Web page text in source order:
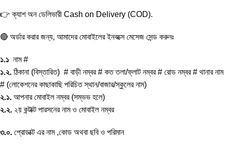
👉 ক্যাশ অন ডেলিভারী Cash on Delivery (COD).
🔴 অর্ডার করার জন্য, আমাদের মোবাইলের ইনবক্সে মেসেজ সেন্ড করুনঃ
১.১ নাম #
১.২. ঠিকানা (বিস্তারিত) # বাড়ী নম্বর # কত তলা/ফ্লাট নম্বর # রোড নম্বর # থানার নাম
# (লোকেশনের কাছাকাছি পরিচিত স্থান/বাজার/স্কুলের নাম)
২.১. আপনার মোবাইল নম্বর (সম্ভভ হলে)
২.২. ২য় কন্টাক্ট পারসনের নাম ও মোবাইল নম্বর
৩.০. প্রোডাক্ট এর নাম ,কোড অথবা ছবি ও পরিমান